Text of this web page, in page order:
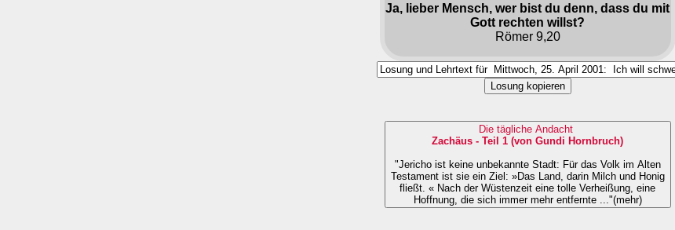
Ja, lieber Mensch, wer bist du denn, dass du mit
Gott rechten willst?
Römer 9,20
Losung kopieren
Die tägliche Andacht
Zachäus - Teil 1 (von Gundi Hornbruch)
"Jericho ist keine unbekannte Stadt: Für das Volk im Alten
Testament ist sie ein Ziel: »Das Land, darin Milch und Honig
fließt. « Nach der Wüstenzeit eine tolle Verheißung, eine
Hoffnung, die sich immer mehr entfernte ..."(mehr)